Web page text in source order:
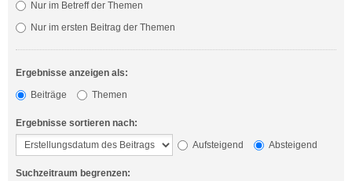
Nur im Betreff der Themen
Nur im ersten Beitrag der Themen
Ergebnisse anzeigen als:
Beiträge
Themen
Ergebnisse sortieren nach:
Aufsteigend
Absteigend
Suchzeitraum begrenzen: